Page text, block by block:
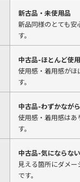
新古品・未使用品
新品同様のとても安
す。
中古品-ほとんど使
使用感・着用感が
す。
中古品-わずかなが
使用感・着用感は
す。
中古品-気にならな
見える箇所にダメ
です。